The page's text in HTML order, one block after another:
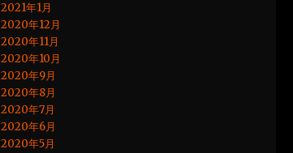
2021年1月
2020年12月
2020年11月
2020年10月
2020年9月
2020年8月
2020年7月
2020年6月
2020年5月